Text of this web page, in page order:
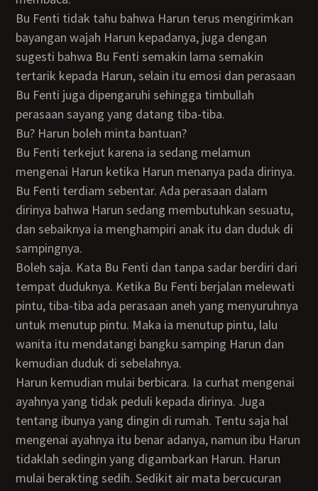
Bu Fenti tidak tahu bahwa Harun terus mengirimkan
bayangan wajah Harun kepadanya, juga dengan
sugesti bahwa Bu Fenti semakin lama semakin
tertarik kepada Harun, selain itu emosi dan perasaan
Bu Fenti juga dipengaruhi sehingga timbullah
perasaan sayang yang datang tiba-tiba.
Bu? Harun boleh minta bantuan?
Bu Fenti terkejut karena ia sedang melamun
mengenai Harun ketika Harun menanya pada dirinya.
Bu Fenti terdiam sebentar. Ada perasaan dalam
dirinya bahwa Harun sedang membutuhkan sesuatu,
dan sebaiknya ia menghampiri anak itu dan duduk di
sampingnya.
Boleh saja. Kata Bu Fenti dan tanpa sadar berdiri dari
tempat duduknya. Ketika Bu Fenti berjalan melewati
pintu, tiba-tiba ada perasaan aneh yang menyuruhnya
untuk menutup pintu. Maka ia menutup pintu, lalu
wanita itu mendatangi bangku samping Harun dan
kemudian duduk di sebelahnya.
Harun kemudian mulai berbicara. Ia curhat mengenai
ayahnya yang tidak peduli kepada dirinya. Juga
tentang ibunya yang dingin di rumah. Tentu saja hal
mengenai ayahnya itu benar adanya, namun ibu Harun
tidaklah sedingin yang digambarkan Harun. Harun
mulai berakting sedih. Sedikit air mata bercucuran